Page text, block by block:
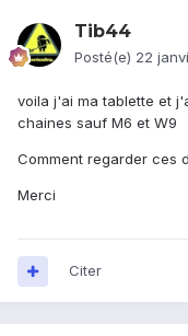
Tib44
Posté(e) 22
voila j'ai ma tablette et
chaines sauf M6 et W9
Comment regarder ces
Merci
Citer